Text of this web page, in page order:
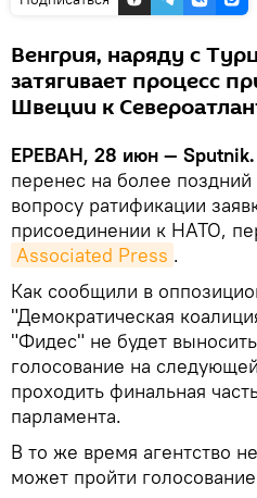
Венгрия, наряду с
затягивает процесс
Швеции к
ЕРЕВАН, 28 июн — Sputnik.
перенес на более
вопросу ратификации
присоединении к НАТО,
Associated Press .
Как сообщили в
"Демократическая
"Фидес" не будет
голосование на
проходить финальная
парламента.
В то же время агентство
может пройти